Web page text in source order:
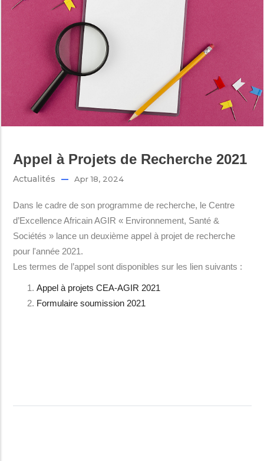
Appel à Projets de Recherche 2021
Actualités Apr 18, 2024
Dans le cadre de son programme de recherche, le Centre
d’Excellence Africain AGIR « Environnement, Santé &
Sociétés » lance un deuxième appel à projet de recherche
pour l'année 2021.
Les termes de l’appel sont disponibles sur les lien suivants :
Appel à projets CEA-AGIR 2021
Formulaire soumission 2021